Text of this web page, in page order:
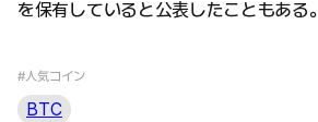
を保有していると公表したこともある。
#人気コイン
BTC